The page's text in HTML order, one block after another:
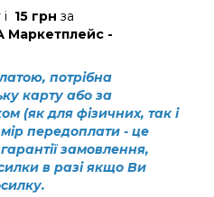
15 грн за
Маркетплейс -
потрібна
карту або за
(як для фізичних, так і
передоплати - це
замовлення,
в разі якщо Ви